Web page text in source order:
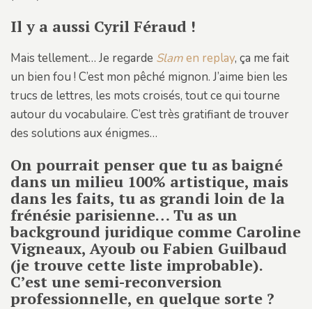
Il y a aussi Cyril Féraud !
Mais tellement… Je regarde Slamen replay, ça me fait
un bien fou ! C’est mon pêché mignon. J’aime bien les
trucs de lettres, les mots croisés, tout ce qui tourne
autour du vocabulaire. C’est très gratifiant de trouver
des solutions aux énigmes…
On pourrait penser que tu as baigné
dans un milieu 100% artistique, mais
dans les faits, tu as grandi loin de la
frénésie parisienne… Tu as un
background juridique comme Caroline
Vigneaux, Ayoub ou Fabien Guilbaud
(je trouve cette liste improbable).
C’est une semi-reconversion
professionnelle, en quelque sorte ?